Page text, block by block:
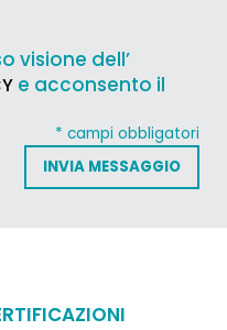
visione dell’
e acconsento il
* campi obbligatori